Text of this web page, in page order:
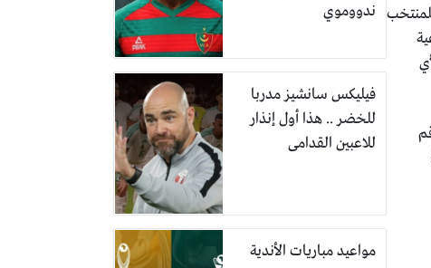
ندووموي
فيليكس سانشيز مدربا
للخضر .. هذا أول إنذار
للاعبين القدامى
مواعيد مباريات الأندية